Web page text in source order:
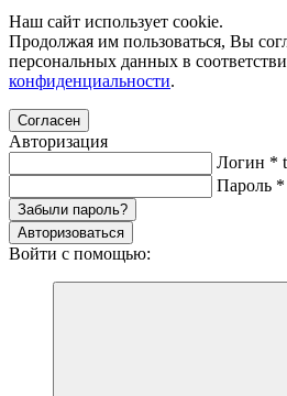
Наш сайт использует cookie.
Продолжая им пользоваться, Вы
персональных данных в
конфиденциальности.
Согласен
Авторизация
Логин *
Пароль *
Забыли пароль?
Авторизоваться
Войти с помощью: